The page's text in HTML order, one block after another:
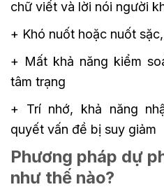
chữ viết và lời nói người
+ Khó nuốt hoặc nuốt
+ Mất khả năng kiểm
tâm trạng
+ Trí nhớ, khả năng
quyết vấn đề bị suy giảm
Phương pháp dự
như thế nào?